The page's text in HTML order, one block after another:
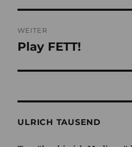
WEITER
Nächster
Play FETT!
ULRICH TAUSEND